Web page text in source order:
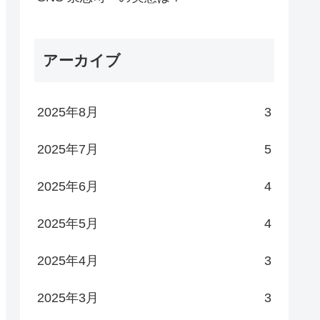
アーカイブ
2025年8月 3
2025年7月 5
2025年6月 4
2025年5月 4
2025年4月 3
2025年3月 3